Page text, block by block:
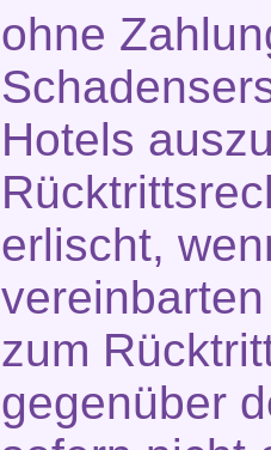
ohne
Hotels
erlischt,
zum
gegenüber